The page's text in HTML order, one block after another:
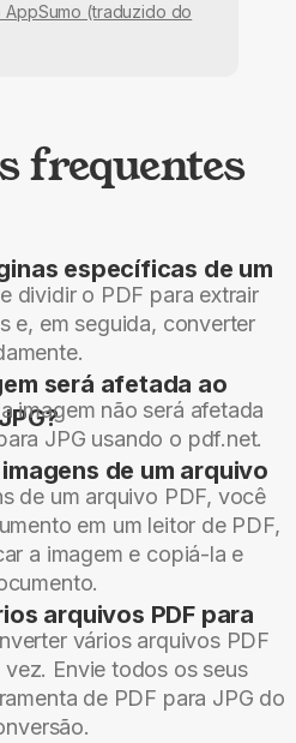
AppSumo (traduzido do
frequentes
específicas de um
dividir o PDF para extrair
e, em seguida, converter
será afetada ao
imagem não será afetada
JPG usando o pdf.net.
de um arquivo
de um arquivo PDF, você
em um leitor de PDF,
a imagem e copiá-la e
arquivos PDF para
vários arquivos PDF
vez. Envie todos os seus
de PDF para JPG do